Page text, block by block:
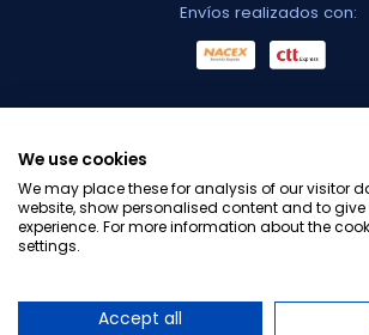
Envíos realizados con:
We use cookies
We may place these for analysis of our visitor
website, show personalised content and to
experience. For more information about the
settings.
Accept all